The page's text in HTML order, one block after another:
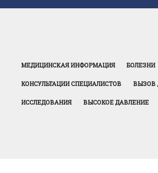
МЕДИЦИНСКАЯ ИНФОРМАЦИЯ БОЛЕЗНИ
КОНСУЛЬТАЦИИ СПЕЦИАЛИСТОВ ВЫЗОВ
ИССЛЕДОВАНИЯ ВЫСОКОЕ ДАВЛЕНИЕ